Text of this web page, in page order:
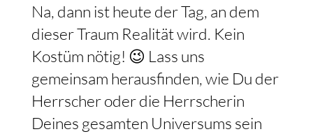
Na, dann ist heute der Tag, an dem
dieser Traum Realität wird. Kein
Kostüm nötig! 😉 Lass uns
gemeinsam herausfinden, wie Du der
Herrscher oder die Herrscherin
Deines gesamten Universums sein